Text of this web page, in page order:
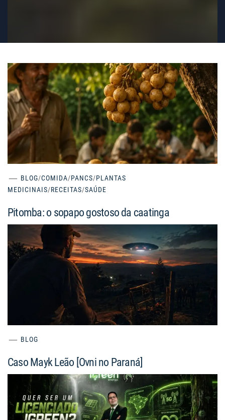
BLOG/COMIDA/PANCS/PLANTAS
MEDICINAIS/RECEITAS/SAÚDE
Pitomba: o sopapo gostoso da caatinga
BLOG
Caso Mayk Leão [Ovni no Paraná]